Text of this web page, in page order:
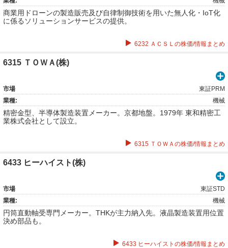
商業用ドローンの製造販売及び自律制御技術を用いた無人化・IoT化
に係るソリューションサービスの提供。
6232 ＡＣＳＬの株価/情報まとめ
6315 ＴＯＷＡ(株)
市場
東証PRM
業種:
機械
精密金型、半導体製造装置メーカー。京都地盤。1979年 東和精密工
業株式会社として設立。
6315 ＴＯＷＡの株価/情報まとめ
6433 ヒーハイスト(株)
市場
東証STD
業種:
機械
円筒直動軸受専門メーカー。THKが主力納入先。液晶製造装置用位置
決め部品も。
6433 ヒーハイストの株価/情報まとめ